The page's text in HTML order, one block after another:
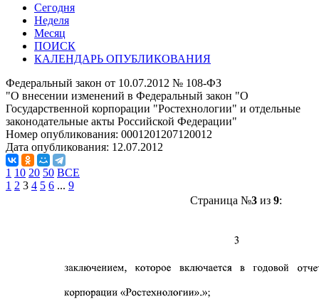
Сегодня
Неделя
Месяц
ПОИСК
КАЛЕНДАРЬ ОПУБЛИКОВАНИЯ
Федеральный закон от 10.07.2012 № 108-ФЗ
"О внесении изменений в Федеральный закон "О
Государственной корпорации "Ростехнологии" и отдельные
законодательные акты Российской Федерации"
Номер опубликования: 0001201207120012
Дата опубликования: 12.07.2012
1 10 20 50 ВСЕ
1 2 3 4 5 6 ... 9
Страница №3из 9: